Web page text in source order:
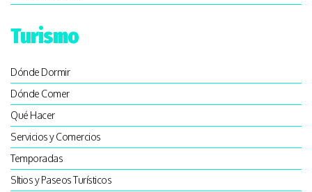
Turismo
Dónde Dormir
Dónde Comer
Qué Hacer
Servicios y Comercios
Temporadas
SItios y Paseos Turísticos